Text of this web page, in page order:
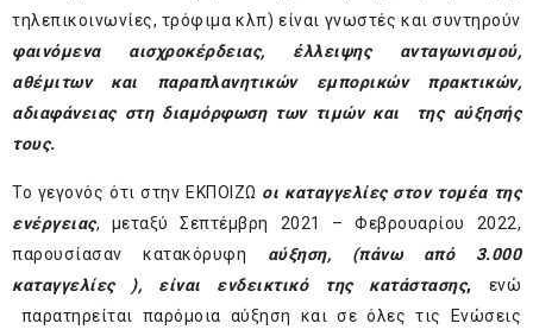
τηλεπικοινωνίες, τρόφιμα κλπ) είναι γνωστές και συντηρούν
φαινόμενα αισχροκέρδειας, έλλειψης ανταγωνισμού,
αθέμιτων και παραπλανητικών εμπορικών πρακτικών,
αδιαφάνειας στη διαμόρφωση των τιμών και της αύξησής
τους.
Το γεγονός ότι στην ΕΚΠΟΙΖΩ οι καταγγελίες στον τομέα της
ενέργειας, μεταξύ Σεπτέμβρη 2021 – Φεβρουαρίου 2022,
παρουσίασαν κατακόρυφη αύξηση, (πάνω από 3.000
καταγγελίες ), είναι ενδεικτικό της κατάστασης, ενώ
παρατηρείται παρόμοια αύξηση και σε όλες τις Ενώσεις